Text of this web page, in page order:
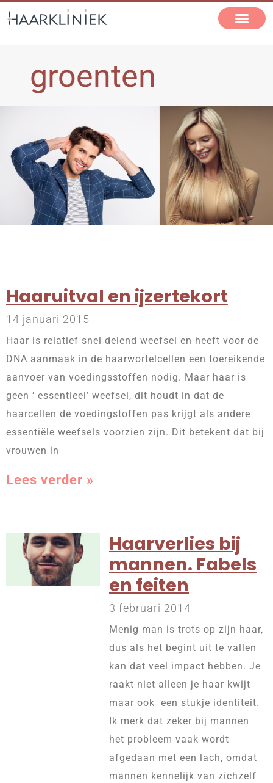
groenten
Haaruitval en ijzertekort
14 januari 2015
Haar is relatief snel delend weefsel en heeft voor de
DNA aanmaak in de haarwortelcellen een toereikende
aanvoer van voedingsstoffen nodig. Maar haar is
geen ‘ essentieel’ weefsel, dit houdt in dat de
haarcellen de voedingstoffen pas krijgt als andere
essentiële weefsels voorzien zijn. Dit betekent dat bij
vrouwen in
Lees verder »
Haarverlies bij
mannen. Fabels
en feiten
3 februari 2014
Menig man is trots op zijn haar,
dus als het begint uit te vallen
kan dat veel impact hebben. Je
raakt niet alleen je haar kwijt
maar ook een stukje identiteit.
Ik merk dat zeker bij mannen
het probleem vaak wordt
afgedaan met een lach, omdat
mannen kennelijk van zichzelf